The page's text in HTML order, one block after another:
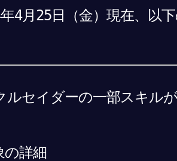
4月25日（金）現在、以
セイダーの一部スキル
の詳細